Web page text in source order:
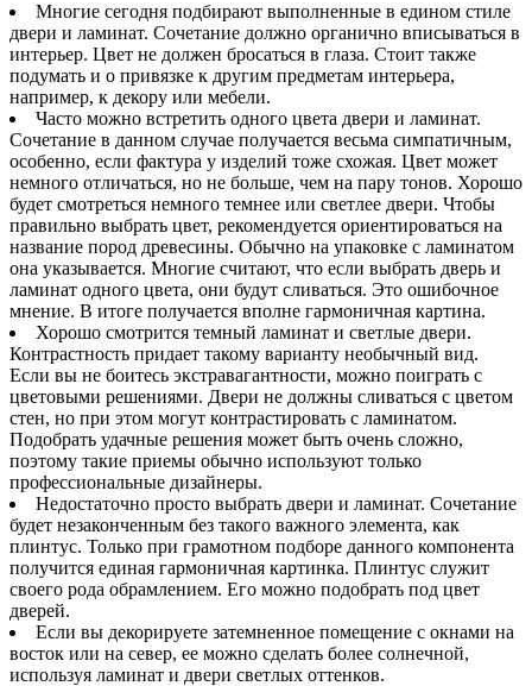
Многие сегодня подбирают выполненные в едином стиле
двери и ламинат. Сочетание должно органично вписываться в
интерьер. Цвет не должен бросаться в глаза. Стоит также
подумать и о привязке к другим предметам интерьера,
например, к декору или мебели.
Часто можно встретить одного цвета двери и ламинат.
Сочетание в данном случае получается весьма симпатичным,
особенно, если фактура у изделий тоже схожая. Цвет может
немного отличаться, но не больше, чем на пару тонов. Хорошо
будет смотреться немного темнее или светлее двери. Чтобы
правильно выбрать цвет, рекомендуется ориентироваться на
название пород древесины. Обычно на упаковке с ламинатом
она указывается. Многие считают, что если выбрать дверь и
ламинат одного цвета, они будут сливаться. Это ошибочное
мнение. В итоге получается вполне гармоничная картина.
Хорошо смотрится темный ламинат и светлые двери.
Контрастность придает такому варианту необычный вид.
Если вы не боитесь экстравагантности, можно поиграть с
цветовыми решениями. Двери не должны сливаться с цветом
стен, но при этом могут контрастировать с ламинатом.
Подобрать удачные решения может быть очень сложно,
поэтому такие приемы обычно используют только
профессиональные дизайнеры.
Недостаточно просто выбрать двери и ламинат. Сочетание
будет незаконченным без такого важного элемента, как
плинтус. Только при грамотном подборе данного компонента
получится единая гармоничная картинка. Плинтус служит
своего рода обрамлением. Его можно подобрать под цвет
дверей.
Если вы декорируете затемненное помещение с окнами на
восток или на север, ее можно сделать более солнечной,
используя ламинат и двери светлых оттенков.